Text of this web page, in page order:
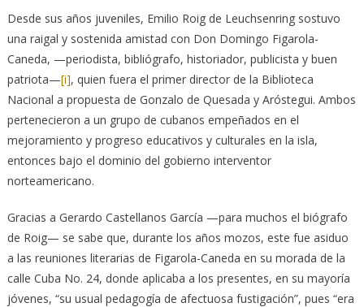
Desde sus años juveniles, Emilio Roig de Leuchsenring sostuvo
una raigal y sostenida amistad con Don Domingo Figarola-
Caneda, —periodista, bibliógrafo, historiador, publicista y buen
patriota—[i], quien fuera el primer director de la Biblioteca
Nacional a propuesta de Gonzalo de Quesada y Aróstegui. Ambos
pertenecieron a un grupo de cubanos empeñados en el
mejoramiento y progreso educativos y culturales en la isla,
entonces bajo el dominio del gobierno interventor
norteamericano.
Gracias a Gerardo Castellanos García —para muchos el biógrafo
de Roig— se sabe que, durante los años mozos, este fue asiduo
a las reuniones literarias de Figarola-Caneda en su morada de la
calle Cuba No. 24, donde aplicaba a los presentes, en su mayoría
jóvenes, “su usual pedagogía de afectuosa fustigación”, pues “era